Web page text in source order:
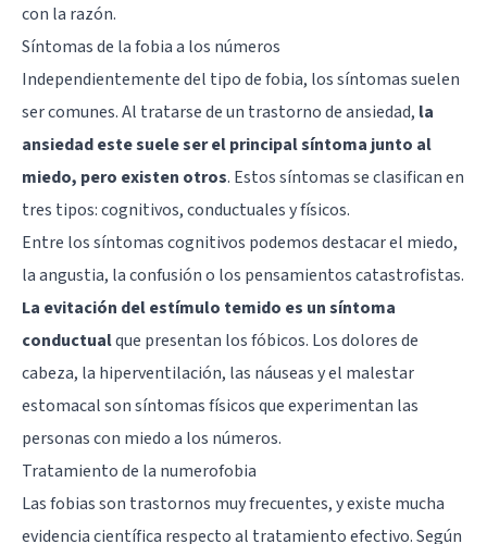
con la razón.
Síntomas de la fobia a los números
Independientemente del tipo de fobia, los síntomas suelen
ser comunes. Al tratarse de un trastorno de ansiedad, la
ansiedad este suele ser el principal síntoma junto al
miedo, pero existen otros. Estos síntomas se clasifican en
tres tipos: cognitivos, conductuales y físicos.
Entre los síntomas cognitivos podemos destacar el miedo,
la angustia, la confusión o los pensamientos catastrofistas.
La evitación del estímulo temido es un síntoma
conductualque presentan los fóbicos. Los dolores de
cabeza, la hiperventilación, las náuseas y el malestar
estomacal son síntomas físicos que experimentan las
personas con miedo a los números.
Tratamiento de la numerofobia
Las fobias son trastornos muy frecuentes, y existe mucha
evidencia científica respecto al tratamiento efectivo. Según